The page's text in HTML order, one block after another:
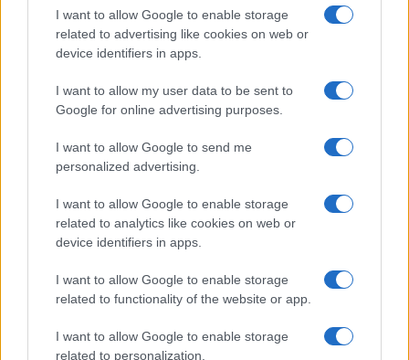
I want to allow Google to enable storage
related to advertising like cookies on web or
device identifiers in apps.
I want to allow my user data to be sent to
Google for online advertising purposes.
I want to allow Google to send me
personalized advertising.
I want to allow Google to enable storage
related to analytics like cookies on web or
device identifiers in apps.
I want to allow Google to enable storage
related to functionality of the website or app.
I want to allow Google to enable storage
related to personalization.
La riconversione militare: una
Di fronte a un comparto che vale ancora
del Pil europeo
, la risposta immaginata da
governi e industrie appare inadeguata. La
viene presentata come un’ancora di salvezza, ma i
fatti raccontano altro. Renault ha avviato la
piattaforma Svi Connect punta a collegare
fornitori civili e colossi della difesa come
Rheinmetall, mentre alcune fabbriche cambiano